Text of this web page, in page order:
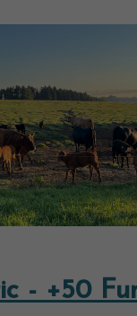
- +50